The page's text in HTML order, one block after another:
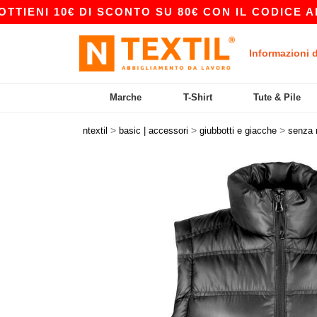
10€ DI SCONTO SU 80€ CON IL CODICE APP10
Informazioni
Marche T-Shirt Tute & Pile
ntextil > basic | accessori > giubbotti e giacche > senza